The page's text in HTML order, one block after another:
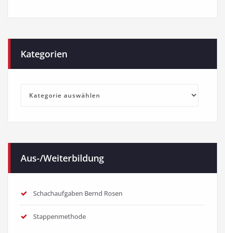
Kategorien
Kategorien
Aus-/Weiterbildung
Schachaufgaben Bernd Rosen
Stappenmethode